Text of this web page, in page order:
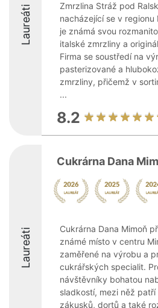
Laureáti
Zmrzlina Stráž pod
nacházející se v regionu
je známá svou
italské zmrzliny a
Firma se soustředí na
pasterizované a
zmrzliny, přičemž v
...
8.2
Laureáti
Cukrárna Dana
Cukrárna Dana Mimoň
známé místo v centru
zaměřené na výrobu a
cukrářských specialit.
návštěvníky bohatou
sladkostí, mezi něž
zákusků, dortů a také